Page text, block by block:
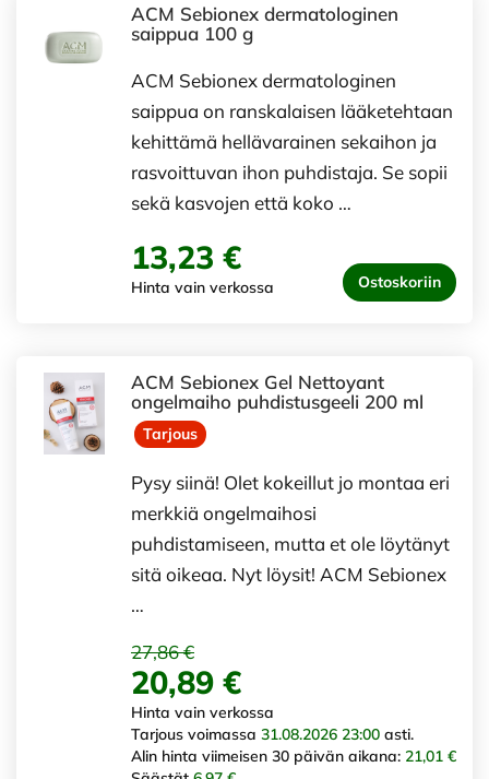
ACM Sebionex dermatologinen
saippua 100 g
ACM Sebionex dermatologinen
saippua on ranskalaisen lääketehtaan
kehittämä hellävarainen sekaihon ja
rasvoittuvan ihon puhdistaja. Se sopii
sekä kasvojen että koko …
13,23 €
Hinta vain verkossa Ostoskoriin
ACM Sebionex Gel Nettoyant
ongelmaiho puhdistusgeeli 200 ml
Tarjous
Pysy siinä! Olet kokeillut jo montaa eri
merkkiä ongelmaihosi
puhdistamiseen, mutta et ole löytänyt
sitä oikeaa. Nyt löysit! ACM Sebionex
…
27,86 €
20,89 €
Hinta vain verkossa
Tarjous voimassa 31.08.2026 23:00 asti.
Alin hinta viimeisen 30 päivän aikana: 21,01 €